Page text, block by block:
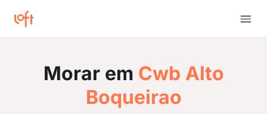
Morar em Cwb Alto
Boqueirao